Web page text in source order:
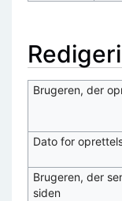
Brugeren, der
Dato for
Brugeren, der
siden